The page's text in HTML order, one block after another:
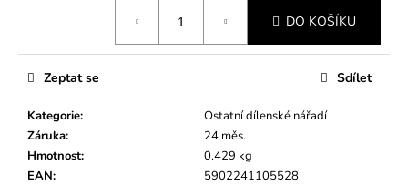
DO KOŠÍKU
Kategorie:
Ostatní dílenské nářadí
Záruka:
24 měs.
Hmotnost:
0.429 kg
EAN: 5902241105528
Zeptat se Sdílet
e
m
PROFESIONÁLNÍ
STAHOVÁK
SILENTBLOKŮ